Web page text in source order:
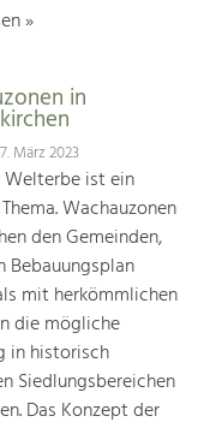
»
in
März 2023
Welterbe ist ein
Wachauzonen
den Gemeinden,
Bebauungsplan
mit herkömmlichen
die mögliche
in historisch
Siedlungsbereichen
Das Konzept der